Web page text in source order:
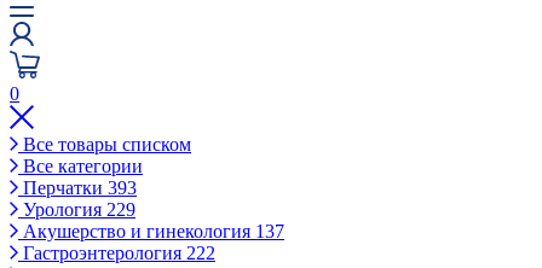
0
Все товары списком
Все категории
Перчатки 393
Урология 229
Акушерство и гинекология 137
Гастроэнтерология 222